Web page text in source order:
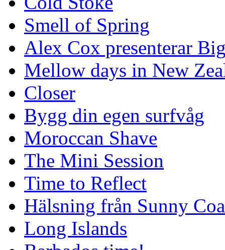
Smell of Spring
Alex Cox presenterar
Mellow days in New
Closer
Bygg din egen surfvåg
Moroccan Shave
The Mini Session
Time to Reflect
Hälsning från Sunny
Long Islands